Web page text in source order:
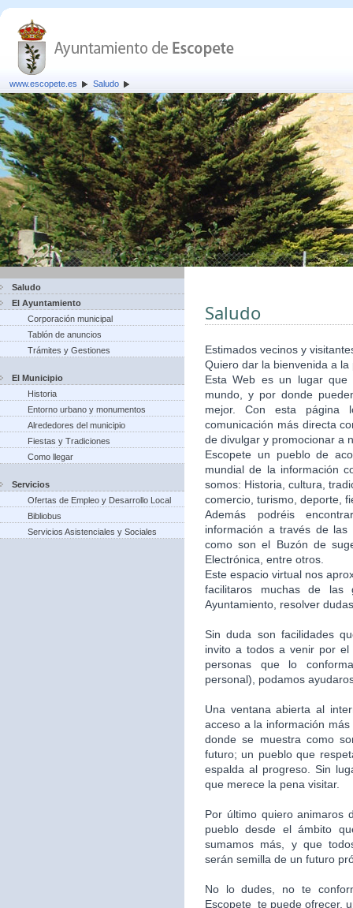
www.escopete.es Saludo
Saludo
El Ayuntamiento
Corporación municipal
Tablón de anuncios
Trámites y Gestiones
El Municipio
Historia
Entorno urbano y monumentos
Alrededores del municipio
Fiestas y Tradiciones
Como llegar
Servicios
Ofertas de Empleo y Desarrollo Local
Bibliobus
Servicios Asistenciales y Sociales
Saludo
Estimados vecinos y
Quiero dar la bienvenida a
Esta Web es un lugar
mundo, y por donde
mejor. Con esta página
comunicación más directa
de divulgar y promocionar a
Escopete un pueblo de
mundial de la información
somos: Historia, cultura,
comercio, turismo, deporte,
Además podréis
información a través de
como son el Buzón de
Electrónica, entre otros.
Este espacio virtual nos
facilitaros muchas de
Ayuntamiento, resolver
Sin duda son facilidades
invito a todos a venir por
personas que lo
personal), podamos
Una ventana abierta al
acceso a la información
donde se muestra como
futuro; un pueblo que
espalda al progreso. Sin
que merece la pena visitar.
Por último quiero animaros
pueblo desde el ámbito
sumamos más, y que
serán semilla de un futuro
No lo dudes, no te
Escopete te puede ofrecer,